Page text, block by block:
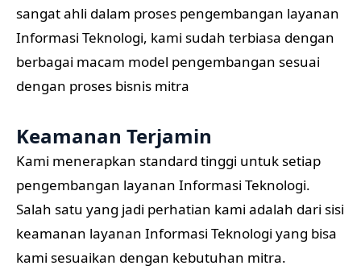
sangat ahli dalam proses pengembangan layanan
Informasi Teknologi, kami sudah terbiasa dengan
berbagai macam model pengembangan sesuai
dengan proses bisnis mitra
Keamanan Terjamin
Kami menerapkan standard tinggi untuk setiap
pengembangan layanan Informasi Teknologi.
Salah satu yang jadi perhatian kami adalah dari sisi
keamanan layanan Informasi Teknologi yang bisa
kami sesuaikan dengan kebutuhan mitra.